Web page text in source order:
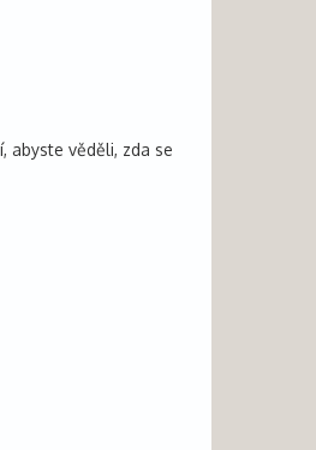
abyste věděli, zda se